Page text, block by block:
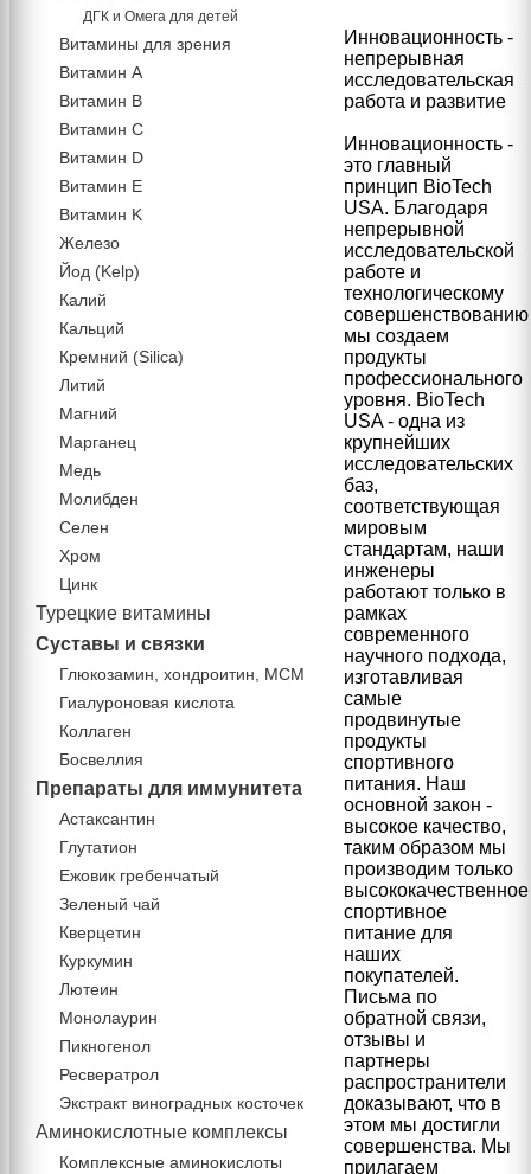
Инновационность -
непрерывная
исследовательская
работа и развитие
Инновационность -
это главный
принцип BioTech
USA. Благодаря
непрерывной
исследовательской
работе и
технологическому
совершенствованию
мы создаем
продукты
профессионального
уровня. BioTech
USA - одна из
крупнейших
исследовательских
баз,
соответствующая
мировым
стандартам, наши
инженеры
работают только в
рамках
современного
научного подхода,
изготавливая
самые
продвинутые
продукты
спортивного
питания. Наш
основной закон -
высокое качество,
таким образом мы
производим только
высококачественное
спортивное
питание для
наших
покупателей.
Письма по
обратной связи,
отзывы и
партнеры
распространители
доказывают, что в
этом мы достигли
совершенства. Мы
прилагаем
ДГК и Омега для детей
Витамины для зрения
Витамин А
Витамин В
Витамин C
Витамин D
Витамин Е
Витамин K
Железо
Йод (Kelp)
Калий
Кальций
Кремний (Silica)
Литий
Магний
Марганец
Медь
Молибден
Селен
Хром
Цинк
Турецкие витамины
Суставы и связки
Глюкозамин, хондроитин, МСМ
Гиалуроновая кислота
Коллаген
Босвеллия
Препараты для иммунитета
Астаксантин
Глутатион
Ежовик гребенчатый
Зеленый чай
Кверцетин
Куркумин
Лютеин
Монолаурин
Пикногенол
Ресвератрол
Экстракт виноградных косточек
Аминокислотные комплексы
Комплексные аминокислоты